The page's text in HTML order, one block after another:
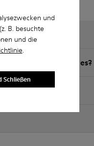
und
B. besuchte
und die
.
für Herren gibt es?